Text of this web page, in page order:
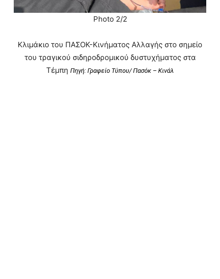
Photo 2/2
Κλιμάκιο του ΠΑΣΟΚ-Κινήματος Αλλαγής στο σημείο
του τραγικού σιδηροδρομικού δυστυχήματος στα
Τέμπη Πηγή: Γραφείο Τύπου/ Πασόκ – Κινάλ